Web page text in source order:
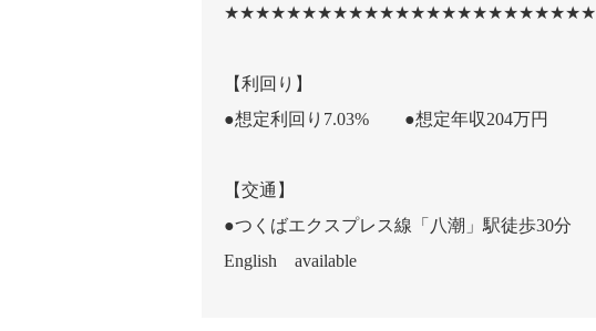
★★★★★★★★★★★★★★★★★★★★★★★★
【利回り】
●想定利回り7.03% ●想定年収204万円
【交通】
●つくばエクスプレス線「八潮」駅徒歩30分
English available